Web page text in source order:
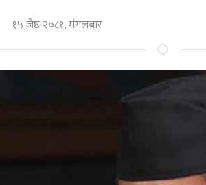
१५ जेष्ठ २०८१, मंगलबार